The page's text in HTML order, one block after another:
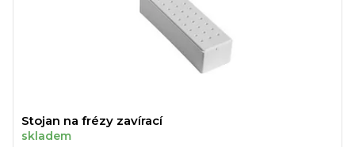
Stojan na frézy zavírací
skladem